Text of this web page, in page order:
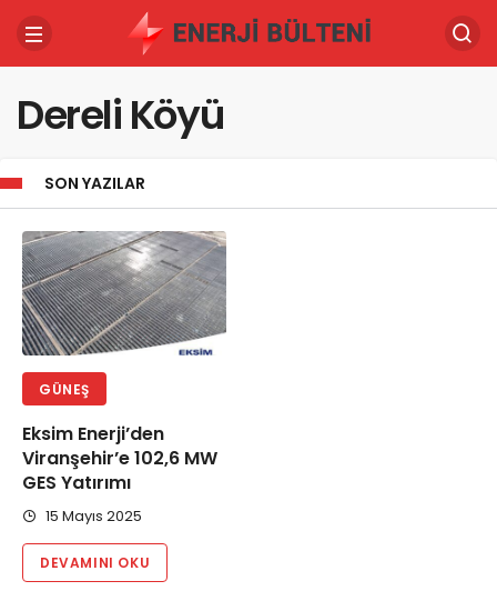
Dereli Köyü
SON YAZILAR
GÜNEŞ
Eksim Enerji’den
Viranşehir’e 102,6 MW
GES Yatırımı
15 Mayıs 2025
DEVAMINI OKU